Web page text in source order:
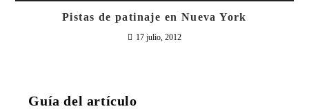
Pistas de patinaje en Nueva York
17 julio, 2012
Guía del artículo